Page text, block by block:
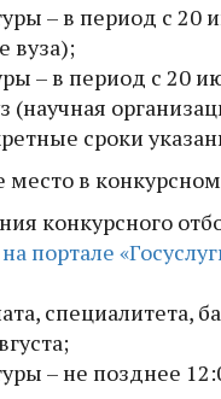
– в период с 20
вуза);
– в период с 20
(научная
сроки
в
конкурсного
на портале
специалитета,
– не позднее